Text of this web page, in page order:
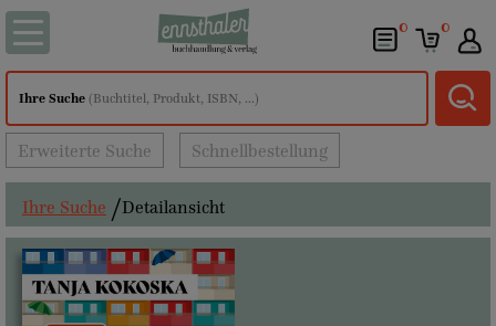
0 0
Ihre Suche (Buchtitel, Produkt, ISBN, ...)
Erweiterte Suche Schnellbestellung
Ihre Suche Detailansicht